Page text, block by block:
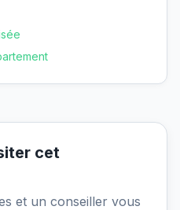
cet
et un conseiller vous